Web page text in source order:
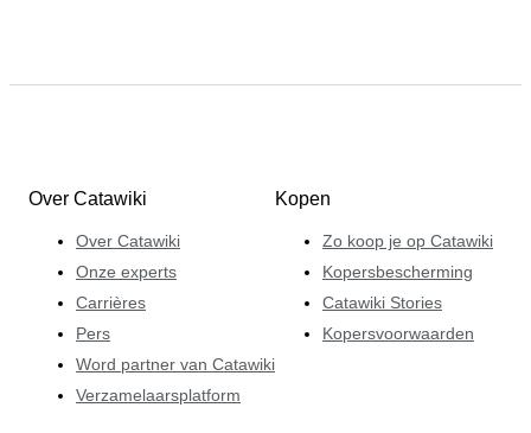
Over Catawiki
Over Catawiki
Onze experts
Carrières
Pers
Word partner van Catawiki
Verzamelaarsplatform
Kopen
Zo koop je op Catawiki
Kopersbescherming
Catawiki Stories
Kopersvoorwaarden